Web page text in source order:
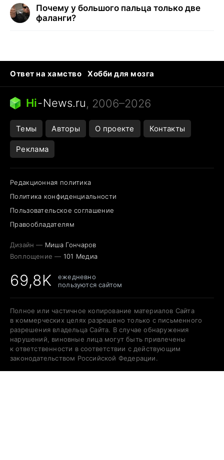
Почему у большого пальца только две
фаланги?
Ответ на хамство
Хобби для мозга
Бензин 100 и 95
Тунцы в океанариуме
Следующая пандемия
Hi-News.ru, 2006–2026
Темы Авторы О проекте Контакты
Реклама
Редакционная политика
Политика конфиденциальности
Пользовательское соглашение
Правообладателям
Дизайн — Миша Гончаров
Воплощение — 101 Медиа
69,8K
ежедневно
пользуются сайтом
Полное или частичное копирование материалов Сайта
в коммерческих целях разрешено только с письменного
разрешения владельца Сайта. В случае обнаружения
нарушений, виновные лица могут быть привлечены
к ответственности в соответствии с действующим
законодательством Российской Федерации.